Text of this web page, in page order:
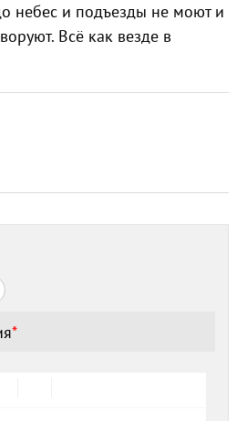
небес и подъезды не моют и
Всё как везде в
*